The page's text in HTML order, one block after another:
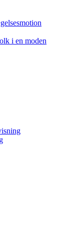
i en moden